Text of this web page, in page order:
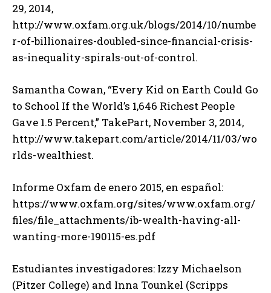
29, 2014,
http://www.oxfam.org.uk/blogs/2014/10/numbe
r-of-billionaires-doubled-since-financial-crisis-
as-inequality-spirals-out-of-control.
Samantha Cowan, “Every Kid on Earth Could Go
to School If the World’s 1,646 Richest People
Gave 1.5 Percent,” TakePart, November 3, 2014,
http://www.takepart.com/article/2014/11/03/wo
rlds-wealthiest.
Informe Oxfam de enero 2015, en español:
https://www.oxfam.org/sites/www.oxfam.org/
files/file_attachments/ib-wealth-having-all-
wanting-more-190115-es.pdf
Estudiantes investigadores: Izzy Michaelson
(Pitzer College) and Inna Tounkel (Scripps